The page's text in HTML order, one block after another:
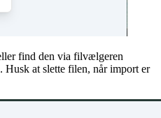
find den via filvælgeren
Husk at slette filen, når import er